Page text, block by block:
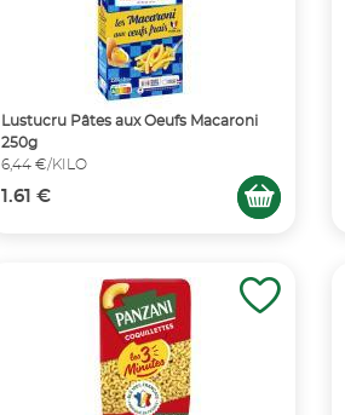
Lustucru Pâtes aux Oeufs Macaroni
250g
6,44 €/KILO
1.61 €